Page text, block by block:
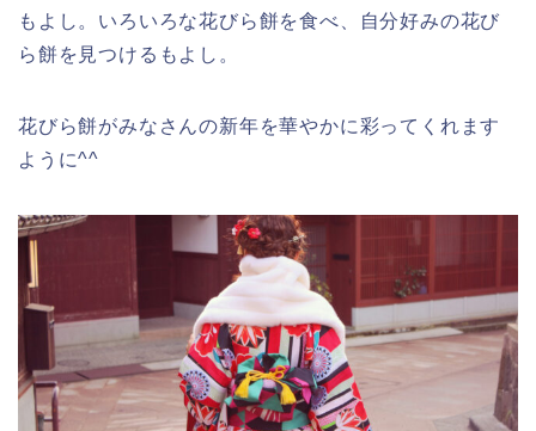
もよし。いろいろな花びら餅を食べ、自分好みの花び
ら餅を見つけるもよし。
花びら餅がみなさんの新年を華やかに彩ってくれます
ように^^